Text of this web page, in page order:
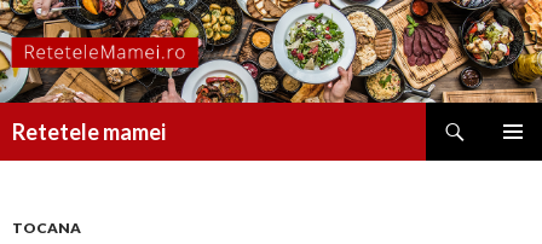
Retetele mamei
TOCANA